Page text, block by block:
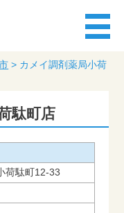
> カメイ調剤薬局小荷
駄町店
荷駄町12-33